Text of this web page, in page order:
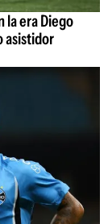
la era Diego
asistidor